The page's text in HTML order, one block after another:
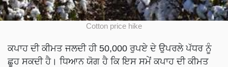
Cotton price hike
ਕਪਾਹ ਦੀ ਕੀਮਤ ਜਲਦੀ ਹੀ 50,000 ਰੁਪਏ ਦੇ ਉਪਰਲੇ ਪੱਧਰ ਨੂੰ
ਛੂਹ ਸਕਦੀ ਹੈ। ਧਿਆਨ ਯੋਗ ਹੈ ਕਿ ਇਸ ਸਮੇਂ ਕਪਾਹ ਦੀ ਕੀਮਤ